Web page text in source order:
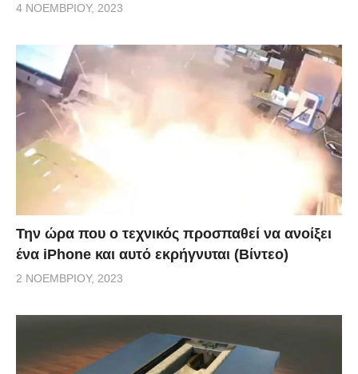
4 ΝΟΕΜΒΡΊΟΥ, 2023
Την ώρα που ο τεχνικός προσπαθεί να ανοίξει
ένα iPhone και αυτό εκρήγνυται (Βίντεο)
2 ΝΟΕΜΒΡΊΟΥ, 2023